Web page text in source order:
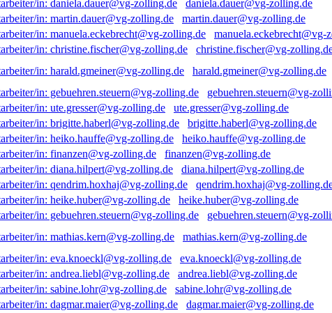
daniela.dauer@vg-zolling.de
martin.dauer@vg-zolling.de
manuela.eckebrecht@vg-
christine.fischer@vg-
harald.gmeiner@vg-zolling.de
gebuehren.steuern@vg-
ute.gresser@vg-zolling.de
brigitte.haberl@vg-zolling.de
heiko.hauffe@vg-zolling.de
finanzen@vg-zolling.de
diana.hilpert@vg-zolling.de
qendrim.hoxhaj@vg-
heike.huber@vg-zolling.de
gebuehren.steuern@vg-
mathias.kern@vg-zolling.de
eva.knoeckl@vg-zolling.de
andrea.liebl@vg-zolling.de
sabine.lohr@vg-zolling.de
dagmar.maier@vg-zolling.de